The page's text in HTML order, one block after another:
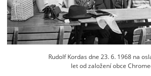
Rudolf Kordas dne 23. 6. 1968 na
let od založení obce